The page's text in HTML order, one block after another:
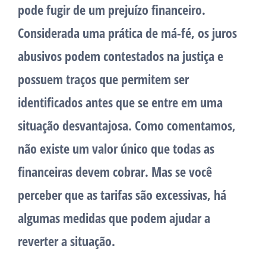
pode fugir de um prejuízo financeiro.
Considerada uma prática de má-fé, os juros
abusivos podem contestados na justiça e
possuem traços que permitem ser
identificados antes que se entre em uma
situação desvantajosa. Como comentamos,
não existe um valor único que todas as
financeiras devem cobrar. Mas se você
perceber que as tarifas são excessivas, há
algumas medidas que podem ajudar a
reverter a situação.